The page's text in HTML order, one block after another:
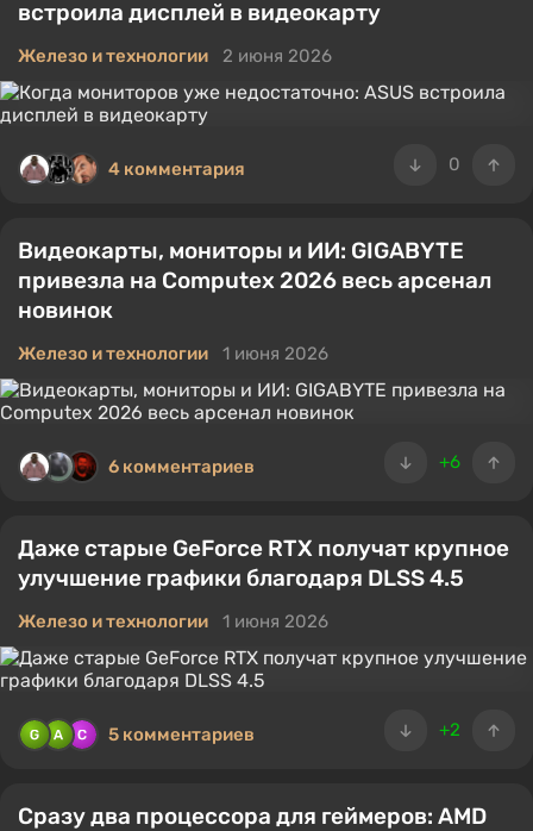
встроила дисплей в видеокарту
Железо и технологии 2 июня 2026
0
4 комментария
Видеокарты, мониторы и ИИ: GIGABYTE
привезла на Computex 2026 весь арсенал
новинок
Железо и технологии 1 июня 2026
+6
6 комментариев
Даже старые GeForce RTX получат крупное
улучшение графики благодаря DLSS 4.5
Железо и технологии 1 июня 2026
+2
5 комментариев
Сразу два процессора для геймеров: AMD